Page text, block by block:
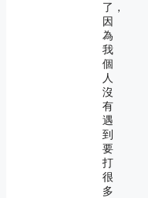
了，
因
為
我
個
人
沒
有
遇
到
要
打
很
多